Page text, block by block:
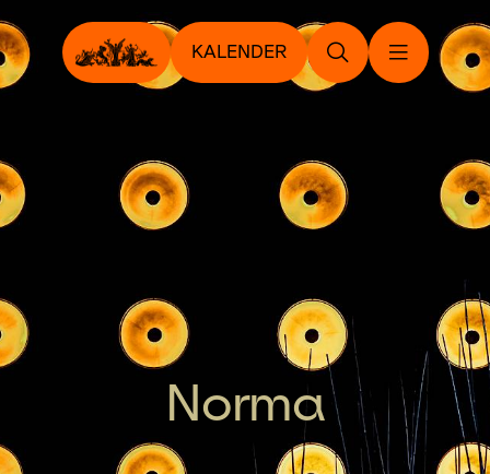
KALENDER
Norma